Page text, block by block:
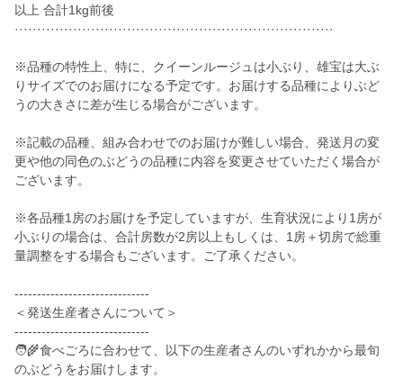
以上 合計1kg前後
·······································································
※品種の特性上、特に、クイーンルージュは小ぶり、雄宝は大ぶ
りサイズでのお届けになる予定です。お届けする品種によりぶど
うの大きさに差が生じる場合がございます。
※記載の品種、組み合わせでのお届けが難しい場合、発送月の変
更や他の同色のぶどうの品種に内容を変更させていただく場合が
ございます。
※各品種1房のお届けを予定していますが、生育状況により1房が
小ぶりの場合は、合計房数が2房以上もしくは、1房＋切房で総重
量調整をする場合もございます。ご了承ください。
------------------------------
＜発送生産者さんについて＞
------------------------------
🧑‍🌾食べごろに合わせて、以下の生産者さんのいずれかから最旬
のぶどうをお届けします。